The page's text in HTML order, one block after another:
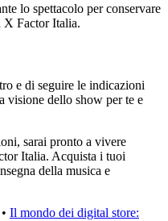
lo spettacolo per conservare
X Factor Italia.
e di seguire le indicazioni
visione dello show per te e
sarai pronto a vivere
Italia. Acquista i tuoi
della musica e
• Il mondo dei digital store: